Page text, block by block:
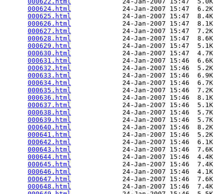
000624.html
             24-Jan-2007 15:47  6.2K
000625.html
             24-Jan-2007 15:47  8.4K
000626.html
             24-Jan-2007 15:47  8.1K
000627.html
             24-Jan-2007 15:47  7.2K
000628.html
             24-Jan-2007 15:47  8.6K
000629.html
             24-Jan-2007 15:47  5.1K
000630.html
             24-Jan-2007 15:47  4.7K
000631.html
             24-Jan-2007 15:46  6.6K
000632.html
             24-Jan-2007 15:46  5.2K
000633.html
             24-Jan-2007 15:46  6.9K
000634.html
             24-Jan-2007 15:46  6.7K
000635.html
             24-Jan-2007 15:46  7.2K
000636.html
             24-Jan-2007 15:46  8.1K
000637.html
             24-Jan-2007 15:46  5.1K
000638.html
             24-Jan-2007 15:46  5.7K
000639.html
             24-Jan-2007 15:46  5.7K
000640.html
             24-Jan-2007 15:46  8.2K
000641.html
             24-Jan-2007 15:46  5.2K
000642.html
             24-Jan-2007 15:46  6.1K
000643.html
             24-Jan-2007 15:46  7.6K
000644.html
             24-Jan-2007 15:46  4.4K
000645.html
             24-Jan-2007 15:46  7.4K
000646.html
             24-Jan-2007 15:46  4.1K
000647.html
             24-Jan-2007 15:46  7.6K
000648.html
             24-Jan-2007 15:46  7.4K